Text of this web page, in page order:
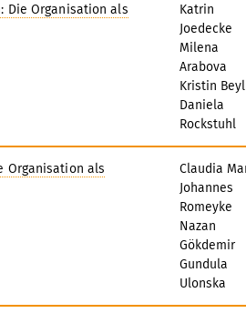
Die Organisation als
Katrin
Joedecke
Milena
Arabova
Kristin
Daniela
Rockstuhl
Organisation als
Claudia
Johannes
Romeyke
Nazan
Gökdemir
Gundula
Ulonska